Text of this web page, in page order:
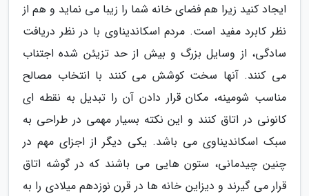
ایجاد کنید زیرا هم فضای خانه شما را زیبا می نماید و هم از
نظر کابرد مفید است. مردم اسکاندیناوی با در نظر دریافت
سادگی، از وسایل بزرگ و بیش از حد تزیئن شده اجتناب
می کنند. آنها سخت کوشش می کنند با انتخاب مصالح
مناسب شومینه، مکان قرار دادن آن را تبدیل به نقطه ای
کانونی در اتاق کنند و این نکته بسیار مهمی در طراحی به
سبک اسکاندیناوی می باشد. یکی دیگر از اجزای مهم در
چنین چیدمانی، ستون هایی می باشند که در گوشه اتاق
قرار می گیرند و دیزاین خانه ها در قرن نوزدهم میلادی را به